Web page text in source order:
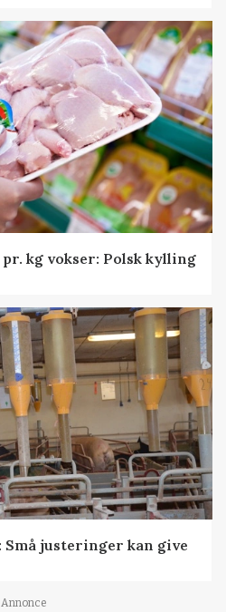
kg vokser: Polsk kylling
Små justeringer kan give
Annonce